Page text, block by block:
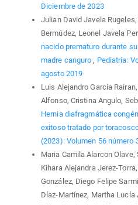
Diciembre de 2023
Julian David Javela
Bermúdez, Leonel Javela
nacido prematuro durante
madre canguro , Pediatría:
agosto 2019
Luis Alejandro Garcia
Alfonso, Cristina Angulo,
Hernia diafragmática
exitoso tratado por
(2023): Volumen 56 número
Maria Camila Alarcon
Kihara Alejandra Jerez-
González, Diego Felipe
Díaz-Martínez, Martha